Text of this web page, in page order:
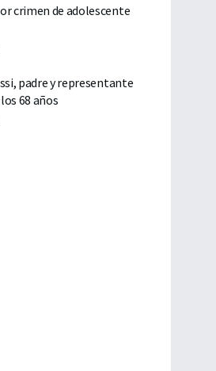
crimen de adolescente
padre y representante
68 años